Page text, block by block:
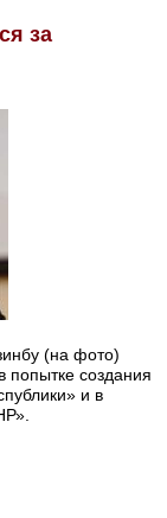
за
(на фото)
попытке создания
и в